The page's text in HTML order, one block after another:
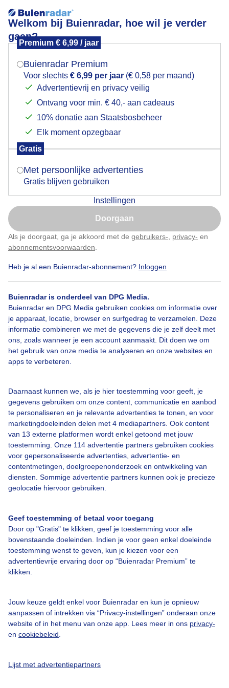
Welkom bij Buienradar, hoe wil je verder
gaan?
Premium € 6,99 / jaar
Buienradar Premium
Voor slechts € 6,99 per jaar (€ 0,58 per maand)
Advertentievrij en privacy veilig
Ontvang voor min. € 40,- aan cadeaus
10% donatie aan Staatsbosbeheer
Elk moment opzegbaar
Gratis
Met persoonlijke advertenties
Gratis blijven gebruiken
Instellingen
Doorgaan
Als je doorgaat, ga je akkoord met de gebruikers- privacy- en
abonnementsvoorwaarden
Heb je al een Buienradar-abonnement? Inloggen
Buienradar is onderdeel van DPG Media.
Buienradar en DPG Media gebruiken cookies om informatie over
je apparaat, locatie, browser en surfgedrag te verzamelen. Deze
informatie combineren we met de gegevens die je zelf deelt met
ons, zoals wanneer je een account aanmaakt. Dit doen we om
het gebruik van onze media te analyseren en onze websites en
apps te verbeteren.
Daarnaast kunnen we, als je hier toestemming voor geeft, je
gegevens gebruiken om onze content, communicatie en aanbod
te personaliseren en je relevante advertenties te tonen, en voor
marketingdoeleinden delen met 4 mediapartners. Ook content
van 13 externe platformen wordt enkel getoond met jouw
toestemming. Onze 114 advertentie partners gebruiken cookies
voor gepersonaliseerde advertenties, advertentie- en
contentmetingen, doelgroepenonderzoek en ontwikkeling van
diensten. Sommige advertentie partners kunnen ook je precieze
geolocatie hiervoor gebruiken.
Geef toestemming of betaal voor toegang
Door op "Gratis" te klikken, geef je toestemming voor alle
bovenstaande doeleinden. Indien je voor geen enkel doeleinde
toestemming wenst te geven, kun je kiezen voor een
advertentievrije ervaring door op “Buienradar Premium” te
klikken.
Jouw keuze geldt enkel voor Buienradar en kun je opnieuw
aanpassen of intrekken via “Privacy-instellingen” onderaan onze
website of in het menu van onze app. Lees meer in ons privacy-
en cookiebeleid
Lijst met advertentiepartners
Vanmiddag volle bak
Door: Anne-Marie van Iersel Gemaakt: 09-05-2026, 12x bekeken
Parasols Terras Lente Zon
Bekijk slideshow
Over Buienradar
Bedrijfsgegevens
Contact
Toegankelijkheid
Gebruikersvoorwaarden
Adverteren
Privacy beleid
Cookie beleid
Mogen we je locatie gebruiken voor het
Indien je hier nog geen akkoord op hebt gegeven,
verschijnt er zo een pop-up uit je browser waarin
Is goed, toon de popup
Nu niet, misschien later
Klik hierom dit aan te passen